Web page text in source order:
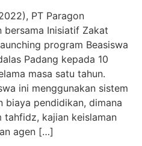
PT Paragon
bersama Inisiatif Zakat
program Beasiswa
Padang kepada 10
masa satu tahun.
ini menggunakan sistem
biaya pendidikan, dimana
kajian keislaman
agen […]